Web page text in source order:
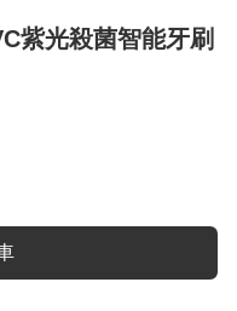
紫光殺菌智能牙刷